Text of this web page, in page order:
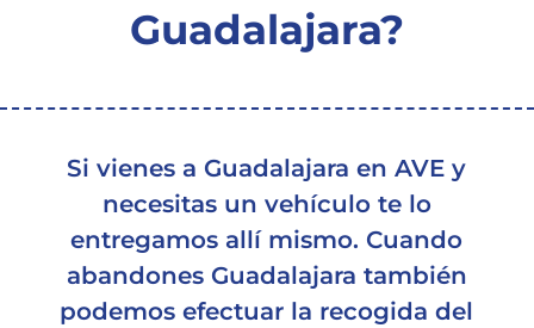
Guadalajara?
Si vienes a Guadalajara en AVE y
necesitas un vehículo te lo
entregamos allí mismo. Cuando
abandones Guadalajara también
podemos efectuar la recogida del